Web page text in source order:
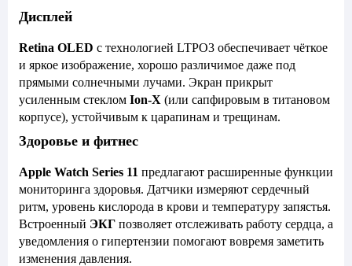
Дисплей
Retina OLED с технологией LTPO3 обеспечивает чёткое
и яркое изображение, хорошо различимое даже под
прямыми солнечными лучами. Экран прикрыт
усиленным стеклом Ion-X (или сапфировым в титановом
корпусе), устойчивым к царапинам и трещинам.
Здоровье и фитнес
Apple Watch Series 11 предлагают расширенные функции
мониторинга здоровья. Датчики измеряют сердечный
ритм, уровень кислорода в крови и температуру запястья.
Встроенный ЭКГ позволяет отслеживать работу сердца, а
уведомления о гипертензии помогают вовремя заметить
изменения давления.